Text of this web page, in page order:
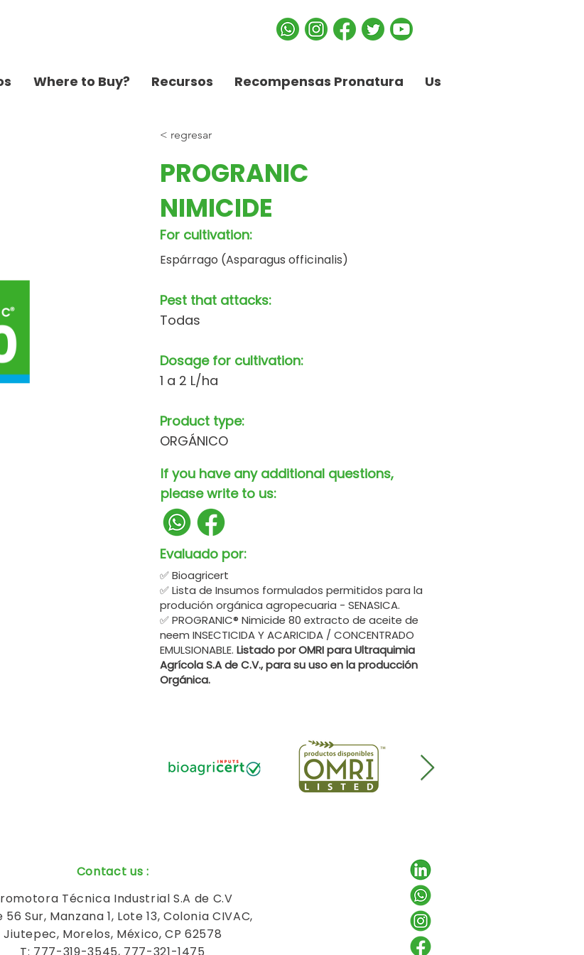
Where to Buy? Recursos Recompensas Pronatura Us
< regresar
PROGRANIC
NIMICIDE
For cultivation:
Espárrago (Asparagus officinalis)
Pest that attacks:
Todas
Dosage for cultivation:
1 a 2 L/ha
Product type:
ORGÁNICO
If you have any additional questions,
please write to us:
Evaluado por:
✅ Bioagricert
✅ Lista de Insumos formulados permitidos para la
produción orgánica agropecuaria - SENASICA.
✅ PROGRANIC® Nimicide 80 extracto de aceite de
neem INSECTICIDA Y ACARICIDA / CONCENTRADO
EMULSIONABLE. Listado por OMRI para Ultraquimia
Agrícola S.A de C.V., para su uso en la producción
Orgánica.
Contact us :
Técnica Industrial S.A de C.V
56 Sur, Manzana 1, Lote 13, Colonia CIVAC,
Jiutepec, Morelos, México, CP 62578